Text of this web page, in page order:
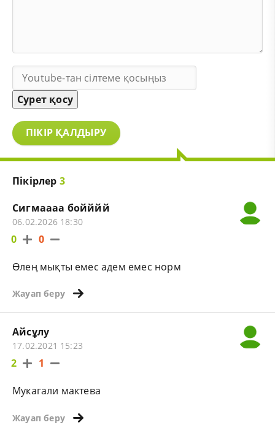
Сурет қосу
ПІКІР ҚАЛДЫРУ
Пікірлер 3
Сигмаааа бойййй
06.02.2026 18:30
0 0
Өлең мықты емес адем емес норм
Жауап беру
Айсұлу
17.02.2021 15:23
2 1
Мукагали мактева
Жауап беру